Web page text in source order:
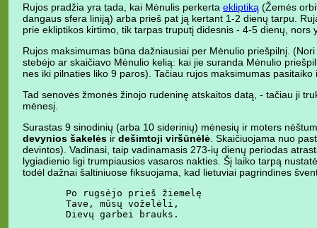
Rujos pradžia yra tada, kai Mėnulis perkerta ekliptiką (Žemės
dangaus sfera liniją) arba prieš pat ją kertant 1-2 dienų tarpu.
prie ekliptikos kirtimo, tik tarpas truputį didesnis - 4-5 dienų, nors
Rujos maksimumas būna dažniausiai per Mėnulio priešpilnį.
stebėjo ar skaičiavo Mėnulio kelią: kai jie suranda Mėnulio
nes iki pilnaties liko 9 paros). Tačiau rujos maksimumas
Tad senovės žmonės žinojo rudeninę atskaitos datą, - tačiau ji
mėnesį.
Surastas 9 sinodinių (arba 10 siderinių) mėnesių ir moters
devynios šakelės ir dešimtoji viršūnėlė. Skaičiuojama nuo
devintos). Vadinasi, taip vadinamasis 273-ių dienų periodas
lygiadienio ligi trumpiausios vasaros nakties. Šį laiko tarpą
todėl dažnai šaltiniuose fiksuojama, kad lietuviai pagrindines
       Po rugsėjo prieš žiemelę
       Tave, mūsų voželėli,